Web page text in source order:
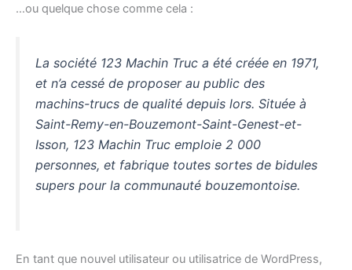
…ou quelque chose comme cela :
La société 123 Machin Truc a été créée en 1971,
et n’a cessé de proposer au public des
machins-trucs de qualité depuis lors. Située à
Saint-Remy-en-Bouzemont-Saint-Genest-et-
Isson, 123 Machin Truc emploie 2 000
personnes, et fabrique toutes sortes de bidules
supers pour la communauté bouzemontoise.
En tant que nouvel utilisateur ou utilisatrice de WordPress,